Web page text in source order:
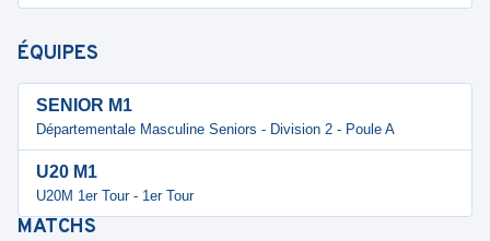
ÉQUIPES
SENIOR M1
Départementale Masculine Seniors - Division 2 - Poule A
U20 M1
U20M 1er Tour - 1er Tour
MATCHS